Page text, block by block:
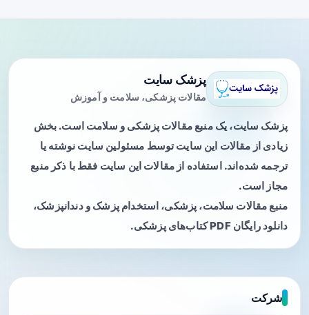
پزشک سایت
مقالات پزشکی، سلامت و آموزش
پزشک سایت، یک منبع مقالات پزشکی و سلامت است. بخش
زیادی از مقالات این سایت توسط مسئولین سایت نوشته یا
ترجمه شده‌اند. استفاده از مقالات این سایت فقط با ذکر منبع
مجاز است.
منبع مقالات سلامت، پزشکی، استخدام پزشک و دندانپزشک،
دانلود رایگان PDF کتاب‌های پزشکی.
شرکت